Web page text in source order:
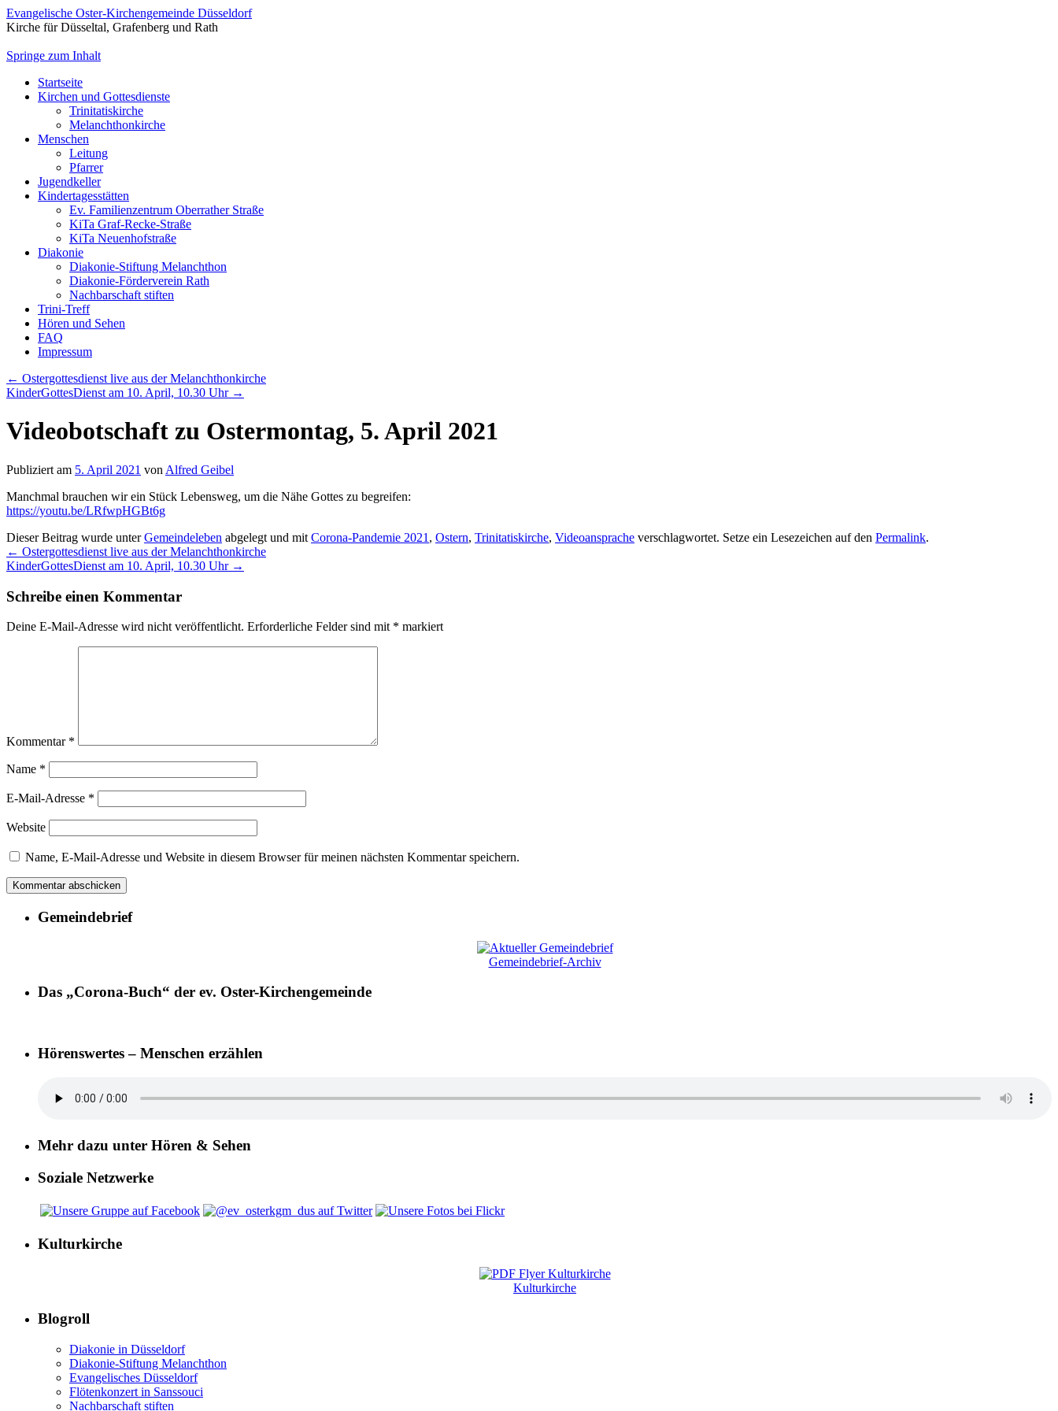
Evangelische Oster-Kirchengemeinde Düsseldorf
Kirche für Düsseltal, Grafenberg und Rath
Springe zum Inhalt
Startseite
Kirchen und Gottesdienste
Trinitatiskirche
Melanchthonkirche
Menschen
Leitung
Pfarrer
Jugendkeller
Kindertagesstätten
Ev. Familienzentrum Oberrather Straße
KiTa Graf-Recke-Straße
KiTa Neuenhofstraße
Diakonie
Diakonie-Stiftung Melanchthon
Diakonie-Förderverein Rath
Nachbarschaft stiften
Trini-Treff
Hören und Sehen
FAQ
Impressum
← Ostergottesdienst live aus der Melanchthonkirche
KinderGottesDienst am 10. April, 10.30 Uhr →
Videobotschaft zu Ostermontag, 5. April 2021
Publiziert am 5. April 2021 von Alfred Geibel
Manchmal brauchen wir ein Stück Lebensweg, um die Nähe Gottes zu begreifen:
https://youtu.be/LRfwpHGBt6g
Dieser Beitrag wurde unterGemeindeleben abgelegt und mit Corona-Pandemie 2021 , Ostern, Trinitatiskirche, Videoansprache verschlagwortet. Setze ein Lesezeichen auf den Permalink.
← Ostergottesdienst live aus der Melanchthonkirche
KinderGottesDienst am 10. April, 10.30 Uhr →
Schreibe einen Kommentar
Deine E-Mail-Adresse wird nicht veröffentlicht. Erforderliche Felder sind mit * markiert
Kommentar *
Name *
E-Mail-Adresse *
Website
Name, E-Mail-Adresse und Website in diesem Browser für meinen nächsten Kommentar speichern.
Gemeindebrief
Gemeindebrief-Archiv
Das „Corona-Buch“ der ev. Oster-Kirchengemeinde
Hörenswertes – Menschen erzählen
Mehr dazu unter Hören & Sehen
Soziale Netzwerke
Kulturkirche
Kulturkirche
Blogroll
Diakonie in Düsseldorf
Diakonie-Stiftung Melanchthon
Evangelisches Düsseldorf
Flötenkonzert in Sanssouci
Nachbarschaft stiften